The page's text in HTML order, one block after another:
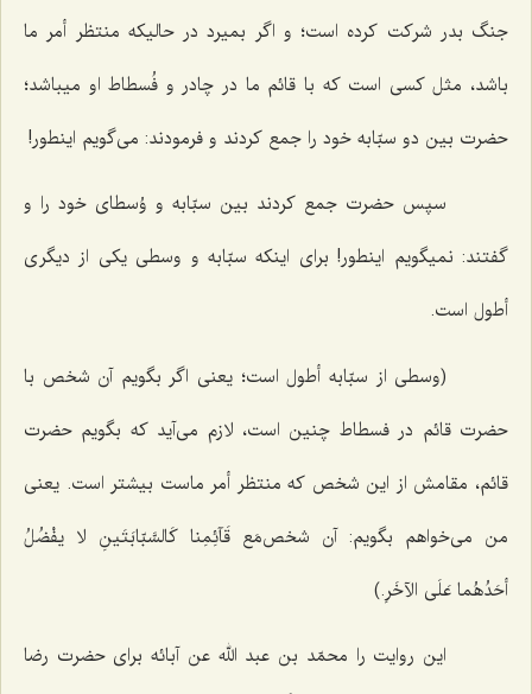
جنگ بدر شركت كرده است؛ و اگر بمیرد در حالیكه منتظر أمر ما
باشد، مثل كسى است كه با قائم ما در چادر و فُسطاط او میباشد؛
حضرت بین دو سبّابه خود را جمع كردند و فرمودند: مى‌گویم اینطور!
سپس حضرت جمع كردند بین سبّابه و وُسطاى خود را و
گفتند: نمیگویم اینطور! براى اینكه سبّابه و وسطى یكى از دیگرى
أطول است.
(وسطى از سبّابه أطول است؛ یعنى اگر بگویم آن شخص با
حضرت قائم در فسطاط چنین است، لازم مى‌آید كه بگویم حضرت
قائم، مقامش از این شخص كه منتظر أمر ماست بیشتر است. یعنى
من مى‌خواهم بگویم: آن شخص‌مَع قَآئِمِنا كَالسَّبّابَتَینِ لا یفْضُلُ
أحَدُهُما عَلَى الآخَرِ.)
این روایت را محمّد بن عبد الله عن آبائه براى حضرت رضا